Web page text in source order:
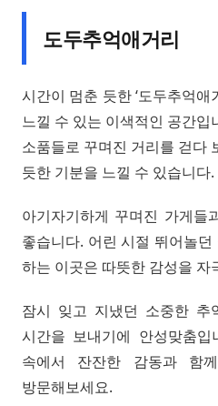
도두추억애거리
시간이 멈춘 듯한 ‘도두추억애
느낄 수 있는 이색적인 공간입
소품들로 꾸며진 거리를 걷다
듯한 기분을 느낄 수 있습니다.
아기자기하게 꾸며진 가게들
좋습니다. 어린 시절 뛰어놀
하는 이곳은 따뜻한 감성을 자
잠시 잊고 지냈던 소중한 추
시간을 보내기에 안성맞춤
속에서 잔잔한 감동과 함
방문해보세요.